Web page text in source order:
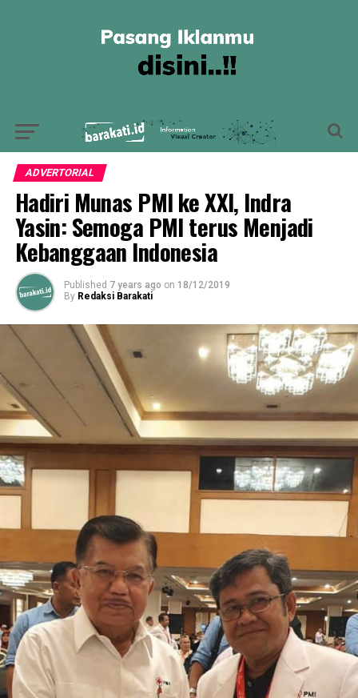
ADVERTORIAL
Hadiri Munas PMI ke XXI, Indra
Yasin: Semoga PMI terus Menjadi
Kebanggaan Indonesia
Published 7 years ago on 18/12/2019
By Redaksi Barakati